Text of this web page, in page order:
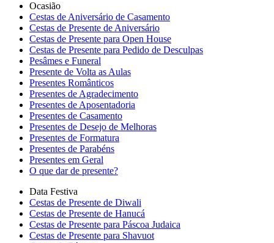
Ocasião
Cestas de Aniversário de Casamento
Cestas de Presente de Aniversário
Cestas de Presente para Open House
Cestas de Presente para Pedido de Desculpas
Pesâmes e Funeral
Presente de Volta as Aulas
Presentes Românticos
Presentes de Agradecimento
Presentes de Aposentadoria
Presentes de Casamento
Presentes de Desejo de Melhoras
Presentes de Formatura
Presentes de Parabéns
Presentes em Geral
O que dar de presente?
Data Festiva
Cestas de Presente de Diwali
Cestas de Presente de Hanucá
Cestas de Presente para Páscoa Judaica
Cestas de Presente para Shavuot